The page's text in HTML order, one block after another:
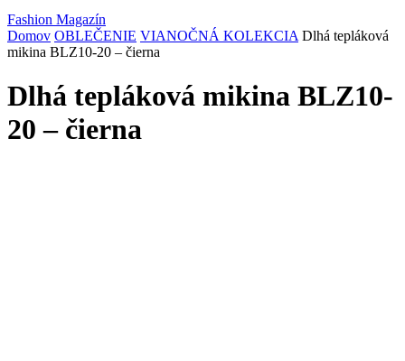
Fashion Magazín
Domov OBLEČENIE VIANOČNÁ KOLEKCIA Dlhá tepláková
mikina BLZ10-20 – čierna
Dlhá tepláková mikina BLZ10-
20 – čierna